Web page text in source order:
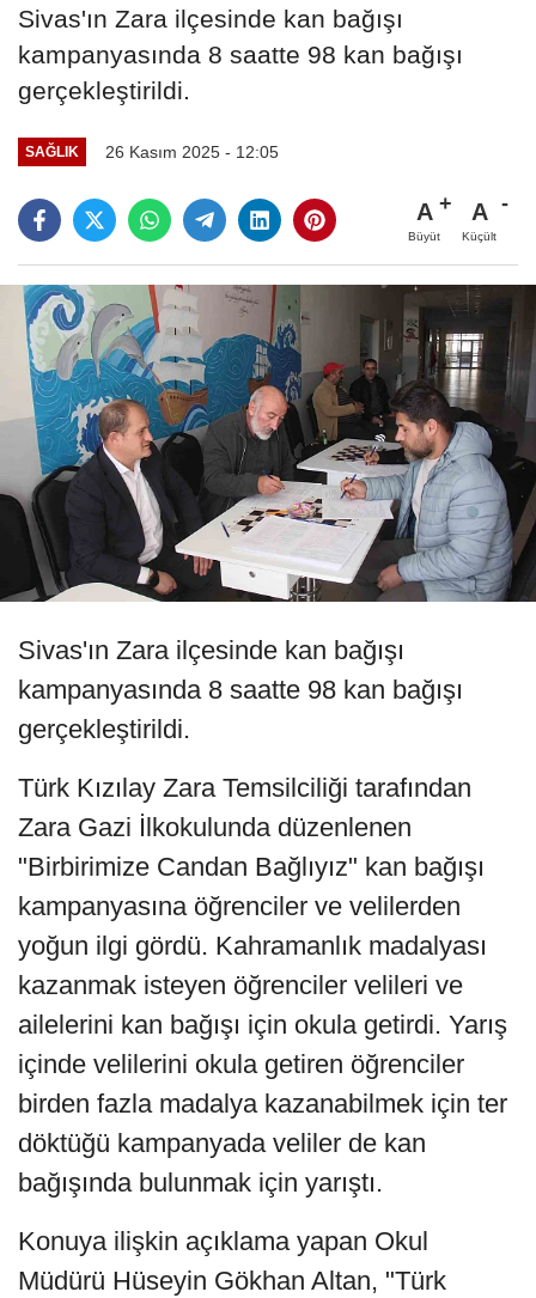
Sivas'ın Zara ilçesinde kan bağışı
kampanyasında 8 saatte 98 kan bağışı
gerçekleştirildi.
SAĞLIK 26 Kasım 2025 - 12:05
A
Büyüt
A
Küçült
Sivas'ın Zara ilçesinde kan bağışı
kampanyasında 8 saatte 98 kan bağışı
gerçekleştirildi.
Türk Kızılay Zara Temsilciliği tarafından
Zara Gazi İlkokulunda düzenlenen
"Birbirimize Candan Bağlıyız" kan bağışı
kampanyasına öğrenciler ve velilerden
yoğun ilgi gördü. Kahramanlık madalyası
kazanmak isteyen öğrenciler velileri ve
ailelerini kan bağışı için okula getirdi. Yarış
içinde velilerini okula getiren öğrenciler
birden fazla madalya kazanabilmek için ter
döktüğü kampanyada veliler de kan
bağışında bulunmak için yarıştı.
Konuya ilişkin açıklama yapan Okul
Müdürü Hüseyin Gökhan Altan, "Türk